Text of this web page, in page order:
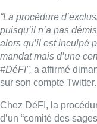
“La procédure
puisqu’il n’a pas
alors qu’il est inculpé
mandat mais d’une
#DéFI”, a affirmé
sur son compte Twitter.
Chez DéFI, la
d’un “comité des